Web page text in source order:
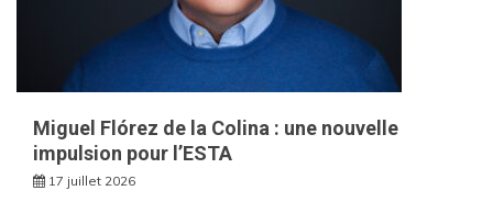
Miguel Flórez de la Colina : une nouvelle
impulsion pour l’ESTA
17 juillet 2026